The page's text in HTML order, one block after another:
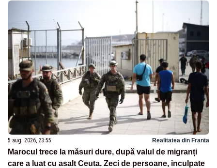
5 aug. 2026, 23:55 Realitatea din Franta
Marocul trece la măsuri dure, după valul de migranți
care a luat cu asalt Ceuta. Zeci de persoane, inculpate